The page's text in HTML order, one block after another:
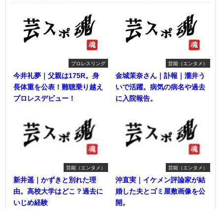
プロレスリング
今井礼夢｜父親は175R。身
長体重を公表！難聴乗り越え
プロレスデビュー！
芸能（エンタメ）
金城茉奈さん｜訃報｜瀧井う
いで活躍。病気の病名や過去
に入院報告。
芸能（エンタメ）
新井遥｜かずきと別れた理
由。高校大学はどこ？過去に
いじめ経験
芸能（エンタメ）
沖直実｜イケメン評論家が結
婚した夫とゴミ屋敷画像を公
開。